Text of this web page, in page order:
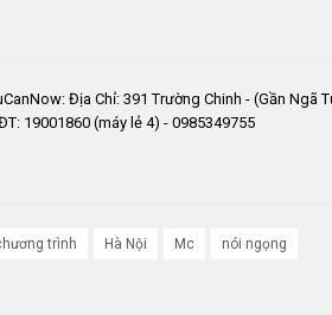
Địa Chỉ: 391 Trường Chinh - (Gần Ngã
19001860 (máy lẻ 4) - 0985349755
trình Hà Nội Mc nói ngọng